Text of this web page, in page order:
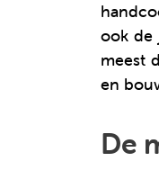
ook de
meest
en
De